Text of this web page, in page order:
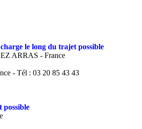
le long du trajet possible
ARRAS - France
- Tél : 03 20 85 43 43
possible